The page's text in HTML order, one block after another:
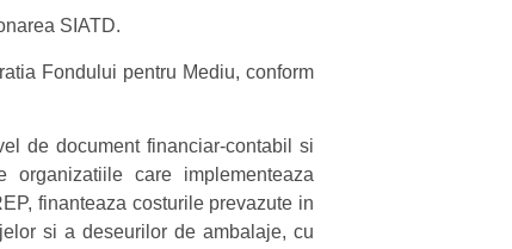
SIATD.
Fondului pentru Mediu, conform
de document financiar-contabil si
care implementeaza
finanteaza costurile prevazute in
si a deseurilor de ambalaje, cu